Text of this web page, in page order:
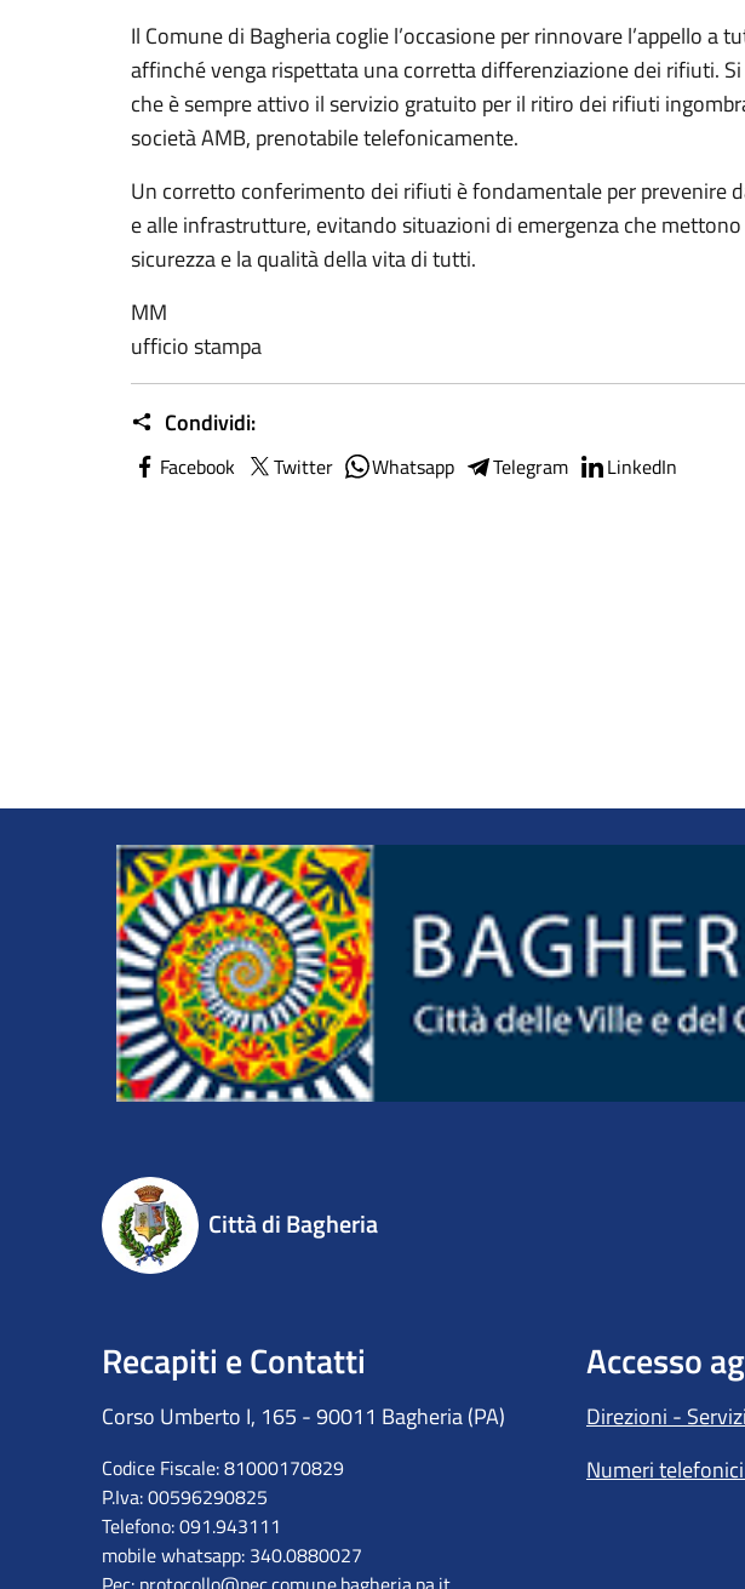
Il Comune di Bagheria coglie l’occasione per rinnovare l’appello a
affinché venga rispettata una corretta differenziazione dei rifiuti.
che è sempre attivo il servizio gratuito per il ritiro dei rifiuti
società AMB, prenotabile telefonicamente.
Un corretto conferimento dei rifiuti è fondamentale per prevenire
e alle infrastrutture, evitando situazioni di emergenza che
sicurezza e la qualità della vita di tutti.
MM
ufficio stampa
Condividi:
Facebook Twitter Whatsapp Telegram LinkedIn
Città di Bagheria
Recapiti e Contatti
Corso Umberto I, 165 - 90011 Bagheria (PA)
Codice Fiscale: 81000170829
P.Iva: 00596290825
Telefono: 091.943111
mobile whatsapp: 340.0880027
Accesso
Direzioni -
Numeri